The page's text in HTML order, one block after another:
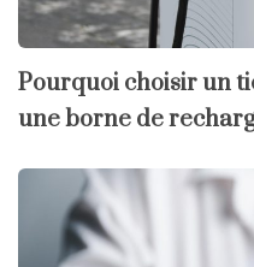
Pourquoi choisir un
une borne de